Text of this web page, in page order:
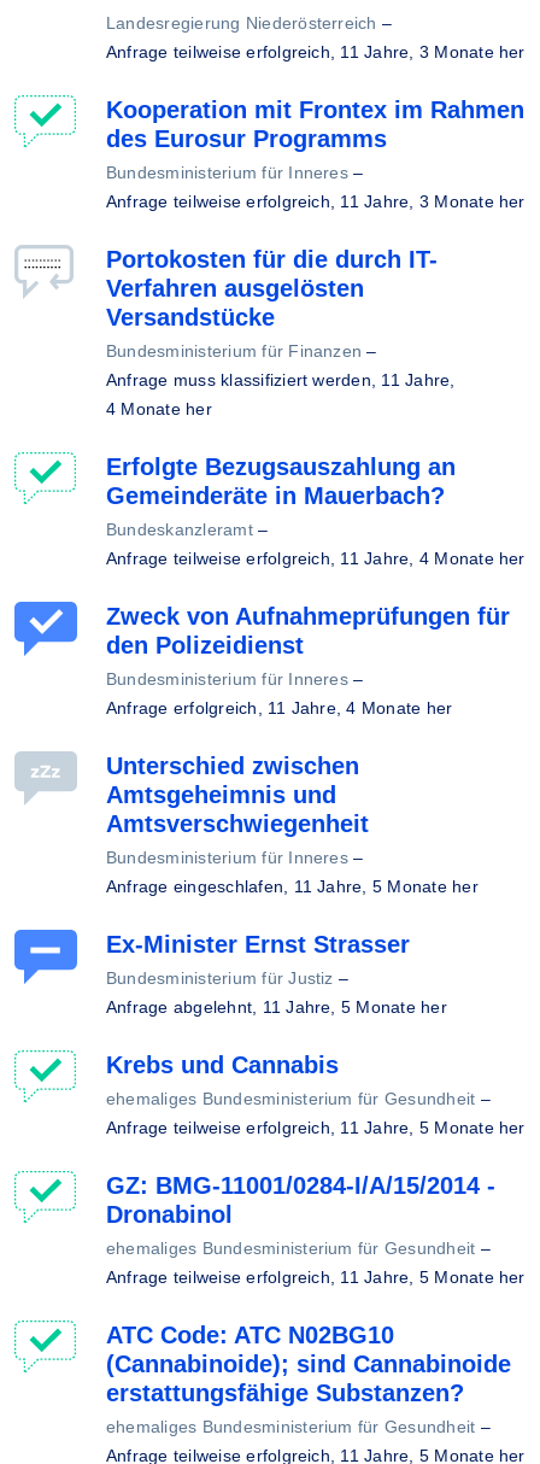
Landesregierung Niederösterreich –
Anfrage teilweise erfolgreich, 11 Jahre, 3 Monate her
Kooperation mit Frontex im Rahmen
des Eurosur Programms
Bundesministerium für Inneres–
Anfrage teilweise erfolgreich, 11 Jahre, 3 Monate her
Portokosten für die durch IT-
Verfahren ausgelösten
Versandstücke
Bundesministerium für Finanzen –
Anfrage muss klassifiziert werden, 11 Jahre,
4 Monate her
Erfolgte Bezugsauszahlung an
Gemeinderäte in Mauerbach?
Bundeskanzleramt–
Anfrage teilweise erfolgreich, 11 Jahre, 4 Monate her
Zweck von Aufnahmeprüfungen für
den Polizeidienst
Bundesministerium für Inneres–
Anfrage erfolgreich, 11 Jahre, 4 Monate her
Unterschied zwischen
Amtsgeheimnis und
Amtsverschwiegenheit
Bundesministerium für Inneres–
Anfrage eingeschlafen, 11 Jahre, 5 Monate her
Ex-Minister Ernst Strasser
Bundesministerium für Justiz –
Anfrage abgelehnt, 11 Jahre, 5 Monate her
Krebs und Cannabis
ehemaliges Bundesministerium für Gesundheit –
Anfrage teilweise erfolgreich, 11 Jahre, 5 Monate her
GZ: BMG-11001/0284-I/A/15/2014 -
Dronabinol
ehemaliges Bundesministerium für Gesundheit –
Anfrage teilweise erfolgreich, 11 Jahre, 5 Monate her
ATC Code: ATC N02BG10
(Cannabinoide); sind Cannabinoide
erstattungsfähige Substanzen?
ehemaliges Bundesministerium für Gesundheit –
Anfrage teilweise erfolgreich, 11 Jahre, 5 Monate her